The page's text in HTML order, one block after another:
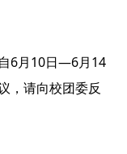
6月10日—6月14
，请向校团委反